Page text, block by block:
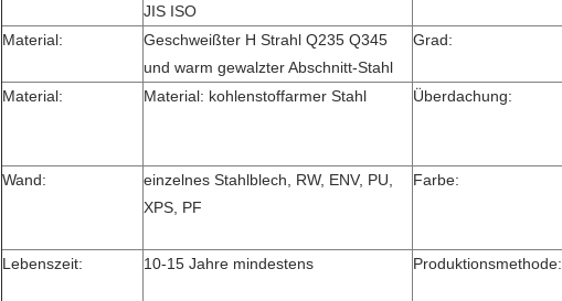
JIS ISO
Material:
Geschweißter H Strahl Q235 Q345
und warm gewalzter Abschnitt-Stahl
Grad:
Material: Material: kohlenstoffarmer Stahl Überdachung:
Wand:
einzelnes Stahlblech, RW, ENV, PU,
XPS, PF
Farbe:
Lebenszeit:
10-15 Jahre mindestens Produktionsmethode: